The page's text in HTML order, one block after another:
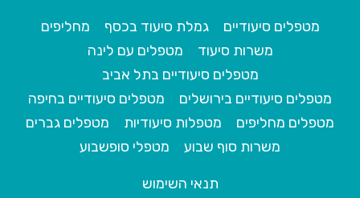
מטפלים סיעודיים גמלת סיעוד בכסף
מחליפים
משרות סיעוד
מטפלים עם לינה
מטפלים סיעודיים בתל אביב
מטפלים סיעודיים בירושלים
מטפלים סיעודיים בחיפה
מטפלים מחליפים
מטפלות סיעודיות
מטפלים גברים
משרות סוף שבוע
מטפלי סופשבוע
תנאי השימוש